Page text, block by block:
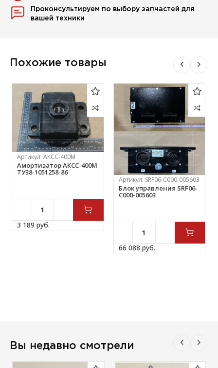
Проконсультируем по выбору запчастей для
вашей техники
Похожие товары
Артикул:АКСС-400М
Амортизатор АКСС-400М
ТУ38-1051258-86
3 189 руб.
Артикул: SRF06-C000-005603
Блок управления SRF06-
C000-005603
66 088 руб.
Вы недавно смотрели